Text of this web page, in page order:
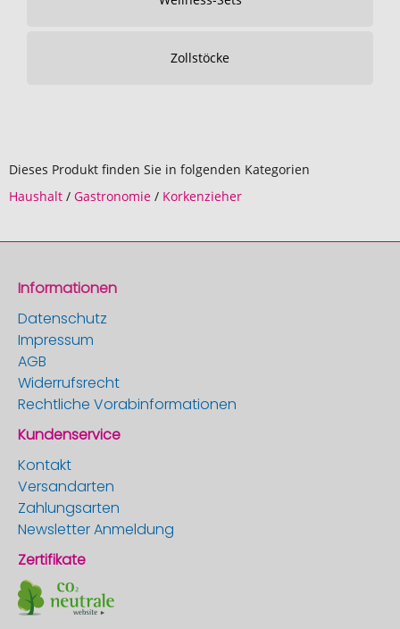
Zollstöcke
Dieses Produkt finden Sie in folgenden Kategorien
Haushalt / Gastronomie / Korkenzieher
Informationen
Datenschutz
Impressum
AGB
Widerrufsrecht
Rechtliche Vorabinformationen
Kundenservice
Kontakt
Versandarten
Zahlungsarten
Newsletter Anmeldung
Zertifikate